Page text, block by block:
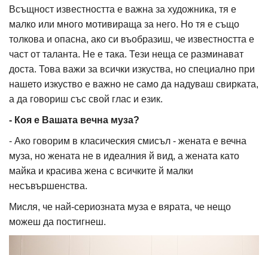
Всъщност известността е важна за художника, тя е
малко или много мотивираща за него. Но тя е също
толкова и опасна, ако си въобразиш, че известността е
част от таланта. Не е така. Тези неща се разминават
доста. Това важи за всички изкуства, но специално при
нашето изкуство е важно не само да надуваш свирката,
а да говориш със свой глас и език.
- Коя е Вашата вечна муза?
- Ако говорим в класическия смисъл - жената е вечна
муза, но жената не в идеалния й вид, а жената като
майка и красива жена с всичките й малки
несъвършенства.
Мисля, че най-сериозната муза е вярата, че нещо
можеш да постигнеш.